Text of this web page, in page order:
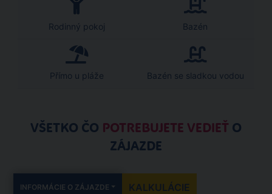
Rodinný pokoj Bazén
Přímo u pláže Bazén se sladkou vodou
VŠETKO ČO POTREBUJETE VEDIEŤ O
ZÁJAZDE
INFORMÁCIE O ZÁJAZDE KALKULÁCIE